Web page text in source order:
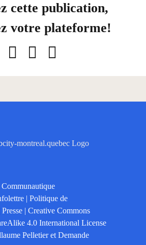
cette publication,
votre plateforme!
Facebook
LinkedIn
Communautique
| Politique de
Presse | Creative Commons
4.0 International License
Pelletieret Demande